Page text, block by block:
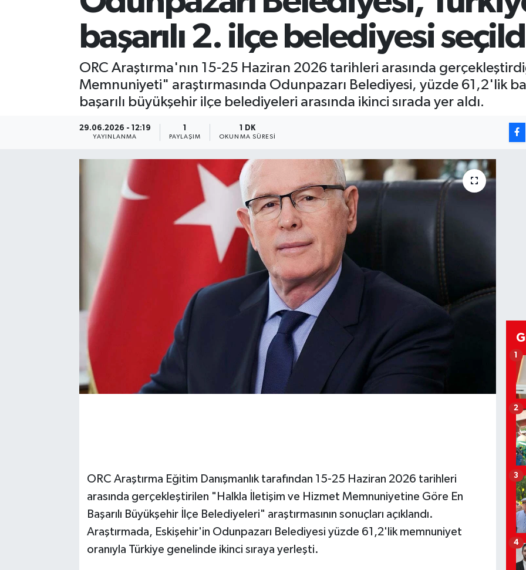
başarılı 2. ilçe belediyesi
ORC Araştırma'nın 15-25 Haziran 2026 tarihleri arasında
Memnuniyeti" araştırmasında Odunpazarı Belediyesi, yüzde 61,2'lik
başarılı büyükşehir ilçe belediyeleri arasında ikinci sırada yer aldı.
29.06.2026 - 12:19
YAYINLANMA PAYLAŞIM
1 DK
OKUNMA SÜRESI
ORC Araştırma Eğitim Danışmanlık tarafından 15-25 Haziran 2026 tarihleri
arasında gerçekleştirilen "Halkla İletişim ve Hizmet Memnuniyetine Göre En
Başarılı Büyükşehir İlçe Belediyeleri" araştırmasının sonuçları açıklandı.
Araştırmada, Eskişehir'in Odunpazarı Belediyesi yüzde 61,2'lik memnuniyet
oranıyla Türkiye genelinde ikinci sıraya yerleşti.
1
2
3
4